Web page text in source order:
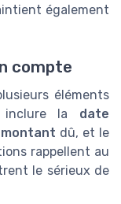
également
compte
éléments
inclure la date
montant dû, et le
rappellent au
le sérieux de